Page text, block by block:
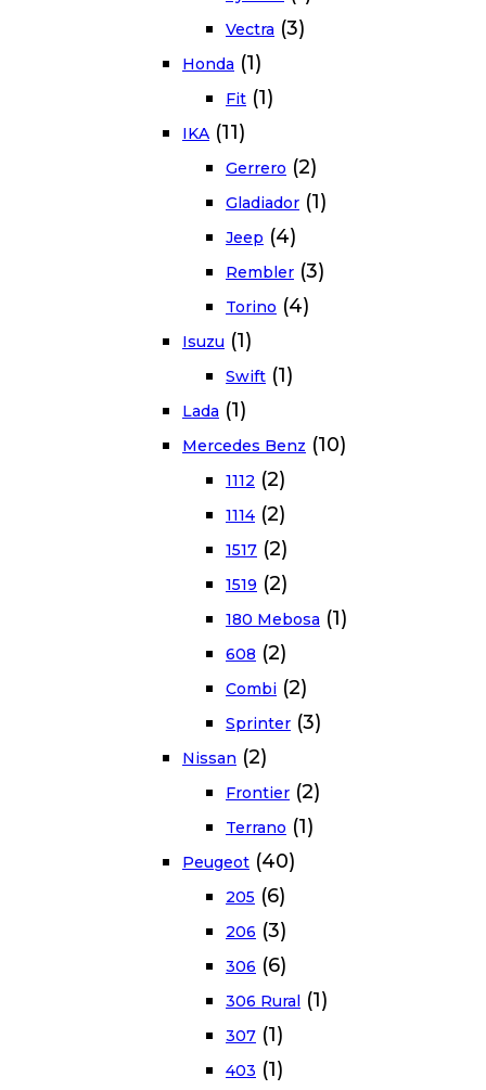
Vectra (3)
Honda (1)
Fit (1)
IKA (11)
Gerrero (2)
Gladiador (1)
Jeep (4)
Rembler (3)
Torino (4)
Isuzu (1)
Swift (1)
Lada (1)
Mercedes Benz (10)
1112 (2)
1114 (2)
1517 (2)
1519 (2)
180 Mebosa (1)
608 (2)
Combi (2)
Sprinter (3)
Nissan (2)
Frontier (2)
Terrano (1)
Peugeot (40)
205 (6)
206 (3)
306 (6)
306 Rural (1)
307 (1)
403 (1)